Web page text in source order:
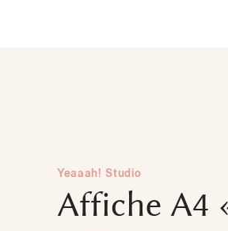
Yeaaah! Studio
Affiche A4